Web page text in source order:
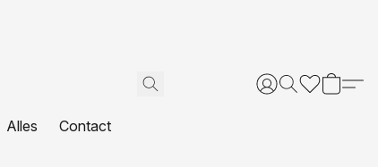
Alles Contact